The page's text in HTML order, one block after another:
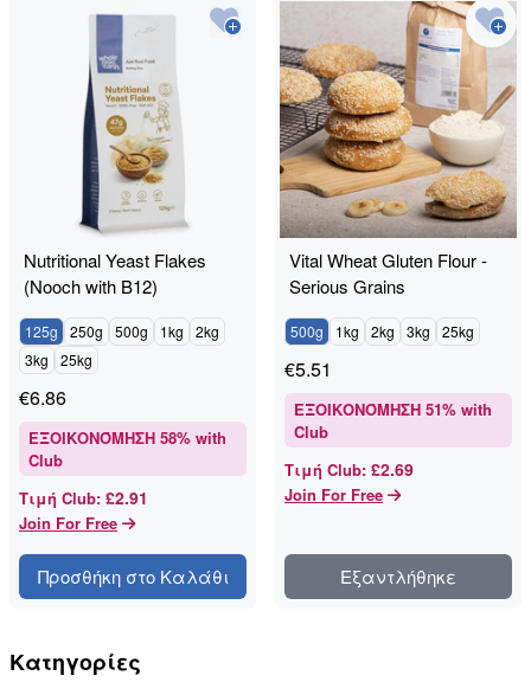
Κατηγορίες
Nutritional Yeast Flakes
(Nooch with B12)
125g 250g 500g 1kg
2kg
3kg
25kg
€6.86
ΕΞΟΙΚΟΝΌΜΗΣΗ 58% with
Club
Τιμή Club: £2.91
Join For Free
Προσθήκη στο Καλάθι
Vital Wheat Gluten Flour -
Serious Grains
500g 1kg 2kg 3kg 25kg
€5.51
ΕΞΟΙΚΟΝΌΜΗΣΗ 51% with
Club
Τιμή Club: £2.69
Join For Free
Εξαντλήθηκε